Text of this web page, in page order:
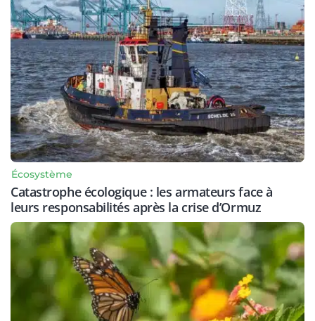
Écosystème
Catastrophe écologique : les armateurs face à
leurs responsabilités après la crise d’Ormuz